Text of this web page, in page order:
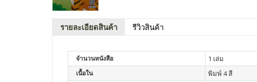
รายละเอียดสินค้า รีวิวสินค้า
จำนวนหนังสือ 1 เล่ม
เนื้อใน พิมพ์ 4 สี